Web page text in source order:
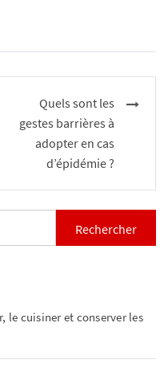
Quels sont les
gestes barrières à
adopter en cas
d’épidémie ?
le cuisiner et conserver les